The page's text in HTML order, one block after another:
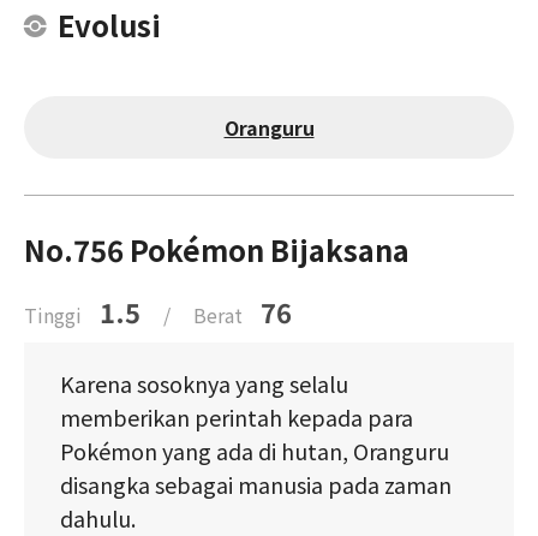
Evolusi
Oranguru
No.756 Pokémon Bijaksana
Tinggi 1.5 / Berat 76
Karena sosoknya yang selalu
memberikan perintah kepada para
Pokémon yang ada di hutan, Oranguru
disangka sebagai manusia pada zaman
dahulu.